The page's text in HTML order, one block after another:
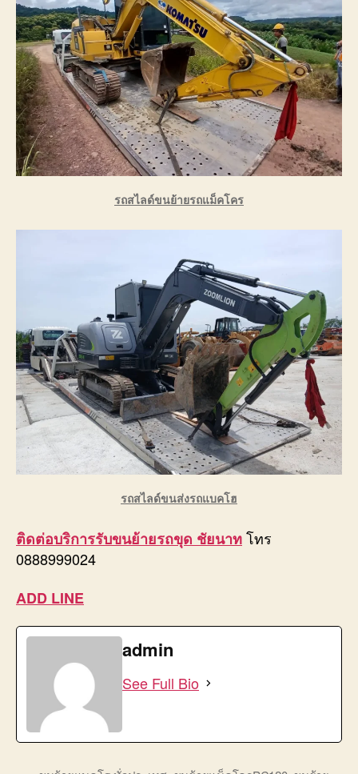
รถสไลด์ขนย้ายรถแม็คโคร
รถสไลด์ขนส่งรถแบคโฮ
ติดต่อบริการรับขนย้ายรถขุด ชัยนาทโทร
0888999024
ADD LINE
admin
See Full Bio